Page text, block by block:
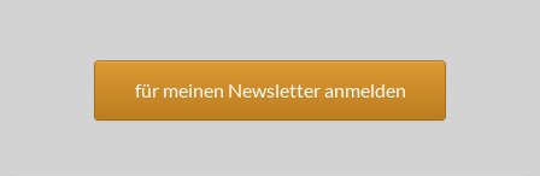
für meinen Newsletter anmelden